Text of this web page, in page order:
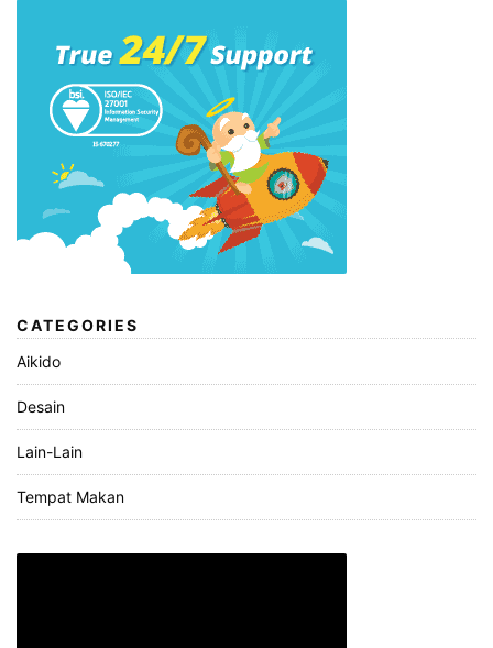
CATEGORIES
Aikido
Desain
Lain-Lain
Tempat Makan